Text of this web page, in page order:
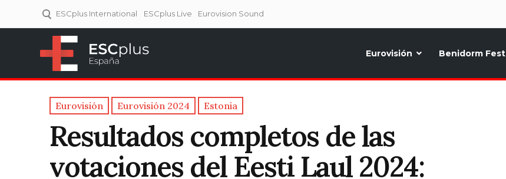
ESCplus International ESCplus Live Eurovision Sound
Eurovisión Benidorm Fest
Eurovisión Eurovisión 2024 Estonia
Resultados completos de las
votaciones del Eesti Laul 2024: